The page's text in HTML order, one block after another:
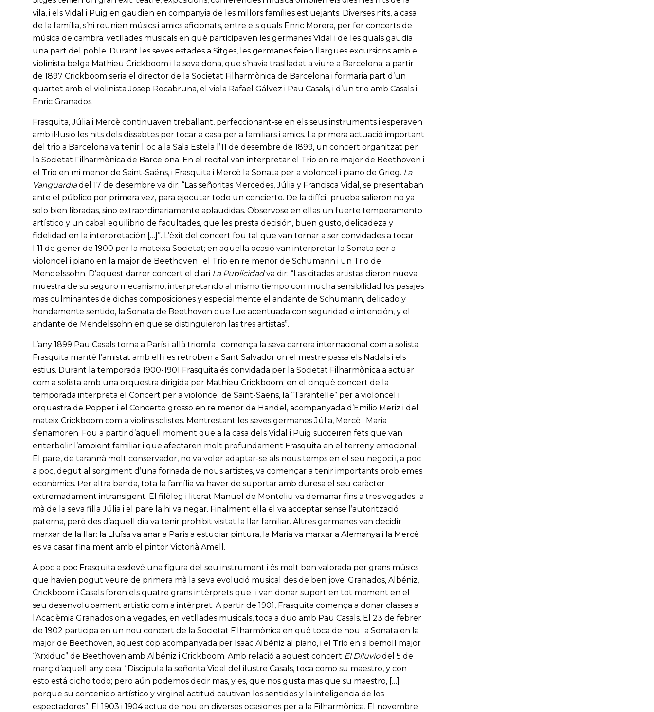
vila, i els Vidal i Puig en gaudien en companyia de les millors famílies estiuejants. Diverses nits, a casa
de la família, s’hi reunien músics i amics aficionats, entre els quals Enric Morera, per fer concerts de
música de cambra; vetllades musicals en què participaven les germanes Vidal i de les quals gaudia
una part del poble. Durant les seves estades a Sitges, les germanes feien llargues excursions amb el
violinista belga Mathieu Crickboom i la seva dona, que s’havia traslladat a viure a Barcelona; a partir
de 1897 Crickboom seria el director de la Societat Filharmònica de Barcelona i formaria part d’un
quartet amb el violinista Josep Rocabruna, el viola Rafael Gálvez i Pau Casals, i d’un trio amb Casals i
Enric Granados.
Frasquita, Júlia i Mercè continuaven treballant, perfeccionant-se en els seus instruments i esperaven
amb il·lusió les nits dels dissabtes per tocar a casa per a familiars i amics. La primera actuació important
del trio a Barcelona va tenir lloc a la Sala Estela l’11 de desembre de 1899, un concert organitzat per
la Societat Filharmònica de Barcelona. En el recital van interpretar el Trio en re major de Beethoven i
el Trio en mi menor de Saint-Saëns, i Frasquita i Mercè la Sonata per a violoncel i piano de Grieg. La
Vanguardiadel 17 de desembre va dir: “Las señoritas Mercedes, Júlia y Francisca Vidal, se presentaban
ante el público por primera vez, para ejecutar todo un concierto. De la difícil prueba salieron no ya
solo bien libradas, sino extraordinariamente aplaudidas. Observose en ellas un fuerte temperamento
artístico y un cabal equilibrio de facultades, que les presta decisión, buen gusto, delicadeza y
fidelidad en la interpretación […]”. L’èxit del concert fou tal que van tornar a ser convidades a tocar
l’11 de gener de 1900 per la mateixa Societat; en aquella ocasió van interpretar la Sonata per a
violoncel i piano en la major de Beethoven i el Trio en re menor de Schumann i un Trio de
Mendelssohn. D’aquest darrer concert el diari La Publicidadva dir: “Las citadas artistas dieron nueva
muestra de su seguro mecanismo, interpretando al mismo tiempo con mucha sensibilidad los pasajes
mas culminantes de dichas composiciones y especialmente el andante de Schumann, delicado y
hondamente sentido, la Sonata de Beethoven que fue acentuada con seguridad e intención, y el
andante de Mendelssohn en que se distinguieron las tres artistas”.
L’any 1899 Pau Casals torna a París i allà triomfa i comença la seva carrera internacional com a solista.
Frasquita manté l’amistat amb ell i es retroben a Sant Salvador on el mestre passa els Nadals i els
estius. Durant la temporada 1900-1901 Frasquita és convidada per la Societat Filharmònica a actuar
com a solista amb una orquestra dirigida per Mathieu Crickboom; en el cinquè concert de la
temporada interpreta el Concert per a violoncel de Saint-Säens, la “Tarantelle” per a violoncel i
orquestra de Popper i el Concerto grosso en re menor de Händel, acompanyada d’Emilio Meriz i del
mateix Crickboom com a violins solistes. Mentrestant les seves germanes Júlia, Mercè i Maria
s’enamoren. Fou a partir d’aquell moment que a la casa dels Vidal i Puig succeïren fets que van
enterbolir l’ambient familiar i que afectaren molt profundament Frasquita en el terreny emocional .
El pare, de tarannà molt conservador, no va voler adaptar-se als nous temps en el seu negoci i, a poc
a poc, degut al sorgiment d’una fornada de nous artistes, va començar a tenir importants problemes
econòmics. Per altra banda, tota la família va haver de suportar amb duresa el seu caràcter
extremadament intransigent. El filòleg i literat Manuel de Montoliu va demanar fins a tres vegades la
mà de la seva filla Júlia i el pare la hi va negar. Finalment ella el va acceptar sense l’autorització
paterna, però des d’aquell dia va tenir prohibit visitat la llar familiar. Altres germanes van decidir
marxar de la llar: la Lluïsa va anar a París a estudiar pintura, la Maria va marxar a Alemanya i la Mercè
es va casar finalment amb el pintor Victorià Amell.
A poc a poc Frasquita esdevé una figura del seu instrument i és molt ben valorada per grans músics
que havien pogut veure de primera mà la seva evolució musical des de ben jove. Granados, Albéniz,
Crickboom i Casals foren els quatre grans intèrprets que li van donar suport en tot moment en el
seu desenvolupament artístic com a intèrpret. A partir de 1901, Frasquita comença a donar classes a
l’Acadèmia Granados on a vegades, en vetllades musicals, toca a duo amb Pau Casals. El 23 de febrer
de 1902 participa en un nou concert de la Societat Filharmònica en què toca de nou la Sonata en la
major de Beethoven, aquest cop acompanyada per Isaac Albéniz al piano, i el Trio en si bemoll major
“Arxiduc” de Beethoven amb Albéniz i Crickboom. Amb relació a aquest concert El Diluviodel 5 de
març d’aquell any deia: “Discípula la señorita Vidal del ilustre Casals, toca como su maestro, y con
esto está dicho todo; pero aún podemos decir mas, y es, que nos gusta mas que su maestro, […]
porque su contenido artístico y virginal actitud cautivan los sentidos y la inteligencia de los
espectadores”. El 1903 i 1904 actua de nou en diverses ocasiones per a la Filharmònica. El novembre